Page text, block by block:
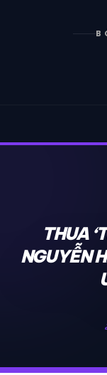
THUA
NGUYỄN